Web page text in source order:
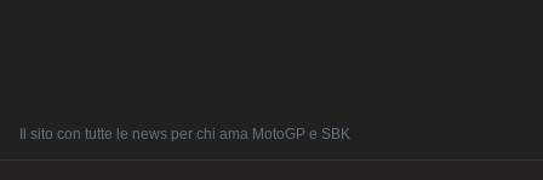
Il sito con tutte le news per chi ama MotoGP e SBK